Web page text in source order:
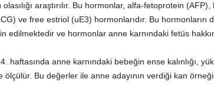
araştırılır. Bu hormonlar, alfa-fetoprotein
ve free estriol (uE3) hormonlarıdır. Bu hormonların
edilmektedir ve hormonlar anne karnındaki fetüs
haftasında anne karnındaki bebeğin ense kalınlığı,
ölçülür. Bu değerler ile anne adayının verdiği kan